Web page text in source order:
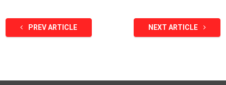
PREV ARTICLE NEXT ARTICLE